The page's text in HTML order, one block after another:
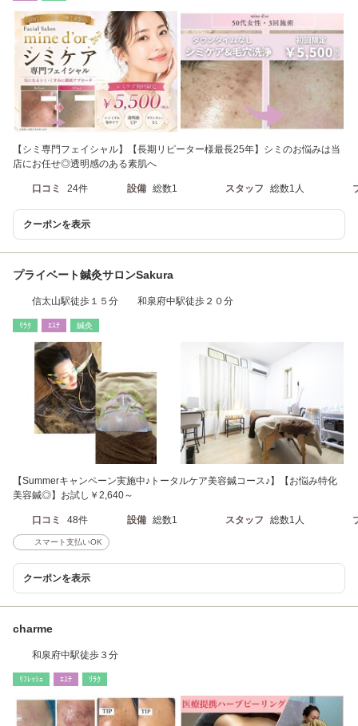
【シミ専門フェイシャル】【長期リピーター様最長25年】シミのお悩みは当
店にお任せ◎透明感のある素肌へ
口コミ 24件 設備 総数1 スタッフ 総数1人
クーポンを表示
プライベート鍼灸サロンSakura
信太山駅徒歩１５分 和泉府中駅徒歩２０分
ﾘﾗｸ ｴｽﾃ 鍼灸
【Summerキャンペーン実施中♪トータルケア美容鍼コース♪】【お悩み特化
美容鍼◎】お試し￥2,640～
口コミ 48件 設備 総数1 スタッフ 総数1人
スマート支払いOK
クーポンを表示
charme
和泉府中駅徒歩３分
ﾘﾌﾚｯｼｭ ｴｽﾃ ﾘﾗｸ